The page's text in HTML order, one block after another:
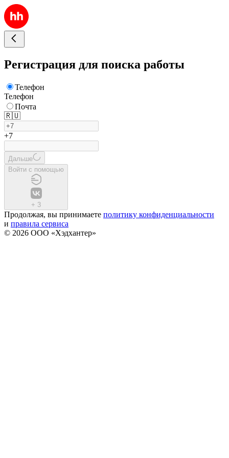
Регистрация для поиска работы
Телефон
Телефон
Почта
🇷🇺
+7
Дальше
Войти с помощью
+ 3
Продолжая, вы принимаете политику конфиденциальности
и правила сервиса
© 2026 ООО «Хэдхантер»